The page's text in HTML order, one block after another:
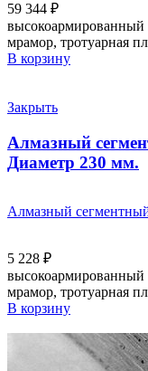
59 344 ₽
высокоармированный
мрамор, тротуарная
В корзину
Закрыть
Алмазный
Диаметр 230 мм.
Алмазный
5 228 ₽
высокоармированный
мрамор, тротуарная
В корзину